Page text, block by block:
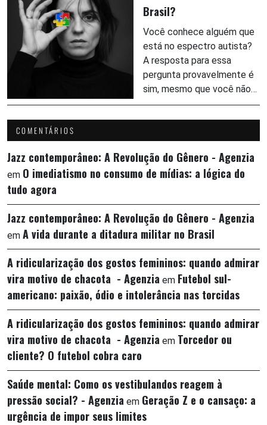
Brasil?
Você conhece alguém que
está no espectro autista?
A resposta para essa
pergunta provavelmente é
sim, mesmo que você não…
COMENTÁRIOS
Jazz contemporâneo: A Revolução do Gênero - Agenzia
em O imediatismo no consumo de mídias: a lógica do
tudo agora
Jazz contemporâneo: A Revolução do Gênero - Agenzia
em A vida durante a ditadura militar no Brasil
A ridicularização dos gostos femininos: quando admirar
vira motivo de chacota - Agenzia em Futebol sul-
americano: paixão, ódio e intolerância nas torcidas
A ridicularização dos gostos femininos: quando admirar
vira motivo de chacota - Agenzia em Torcedor ou
cliente? O futebol cobra caro
Saúde mental: Como os vestibulandos reagem à
pressão social? - Agenzia em Geração Z e o cansaço: a
urgência de impor seus limites